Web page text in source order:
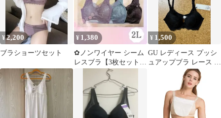
¥2,200
ブラショーツセット
¥ 1,380
✿ノンワイヤー シーム
レスブラ【3枚セット】
2Lサイズ 小さく見せる
¥ 1,500
GU レディース プッシ
ュアップブラ レース ブ
ラック 新品